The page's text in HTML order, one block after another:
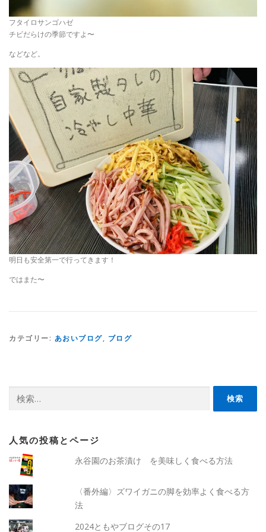
フタイロサンゴハゼ
チビだらけの季節ですよ〜
などなど。
明日も安全第一で行ってきます！
ではまた〜
カテゴリー: あおいブログ, ブログ
索:
人気の投稿とページ
永谷園のお茶漬け を美味しく食べる方法
〈番外編〉ズワイガニの脚を効率よく食べる方
法
2024ともやブログその17